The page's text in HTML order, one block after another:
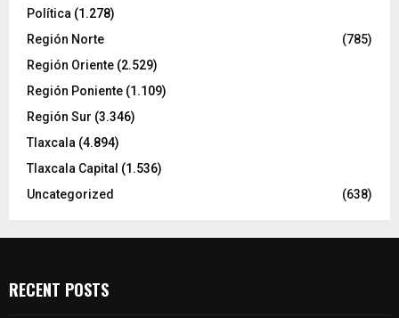
Política (1.278)
Región Norte
(785)
Región Oriente (2.529)
Región Poniente (1.109)
Región Sur (3.346)
Tlaxcala (4.894)
Tlaxcala Capital (1.536)
Uncategorized
(638)
RECENT POSTS